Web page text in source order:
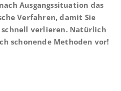
Ausgangssituation das
Verfahren, damit Sie
schnell verlieren. Natürlich
schonende Methoden vor!